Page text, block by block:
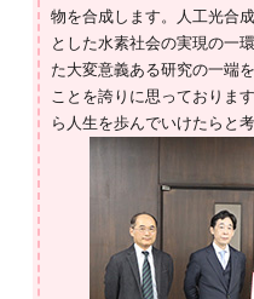
物を合成します。人工光合
とした水素社会の実現の一
た大変意義ある研究の一端
ことを誇りに思っておりま
ら人生を歩んでいけたらと